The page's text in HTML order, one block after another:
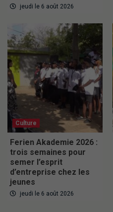
jeudi le 6 août 2026
Culture
Ferien Akademie 2026 :
trois semaines pour
semer l’esprit
d’entreprise chez les
jeunes
jeudi le 6 août 2026